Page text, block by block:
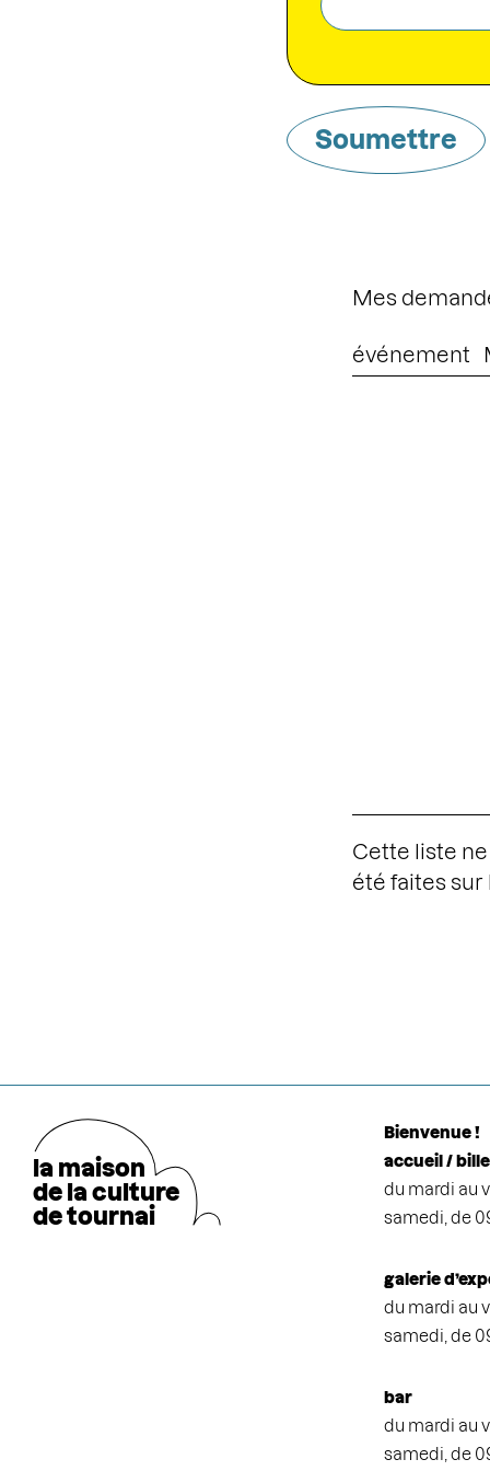
Mes
événement
Cette liste
été faites sur
la maison
de la culture
de tournai
Bienvenue !
accueil /
du mardi au
samedi, de
galerie
du mardi au
samedi, de
bar
du mardi au
samedi, de